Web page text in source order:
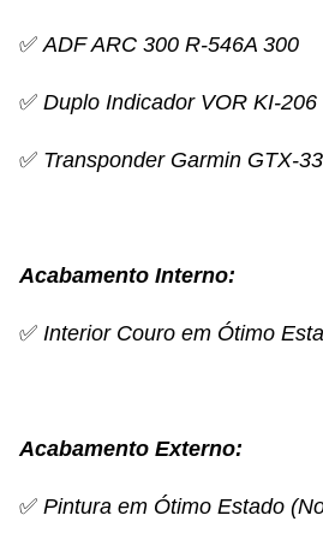
✅ ADF ARC 300 R-546A 300
✅ Duplo Indicador VOR KI-206
✅ Transponder Garmin GTX-
Acabamento Interno:
✅ Interior Couro em Ótimo
Acabamento Externo:
✅ Pintura em Ótimo Estado